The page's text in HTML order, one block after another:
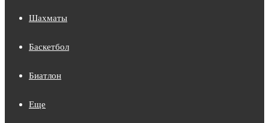
Шахматы
Баскетбол
Биатлон
Еще